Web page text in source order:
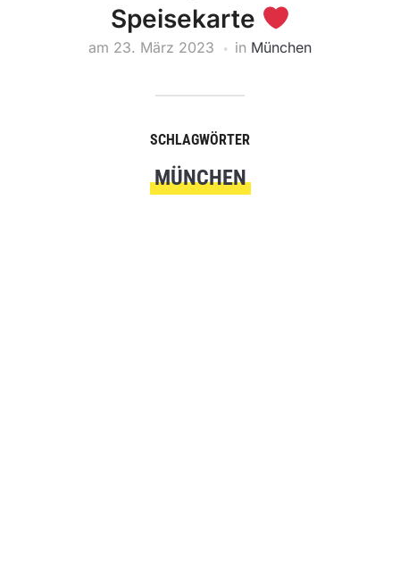
Speisekarte
am 23. März 2023 in München
SCHLAGWÖRTER
MÜNCHEN